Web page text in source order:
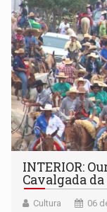
(NOVO)
INTERIOR:
Cavalgada
Cultura 06